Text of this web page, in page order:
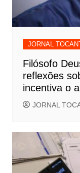
JORNAL
Filósofo
reflexões
incentiva o
JORNAL